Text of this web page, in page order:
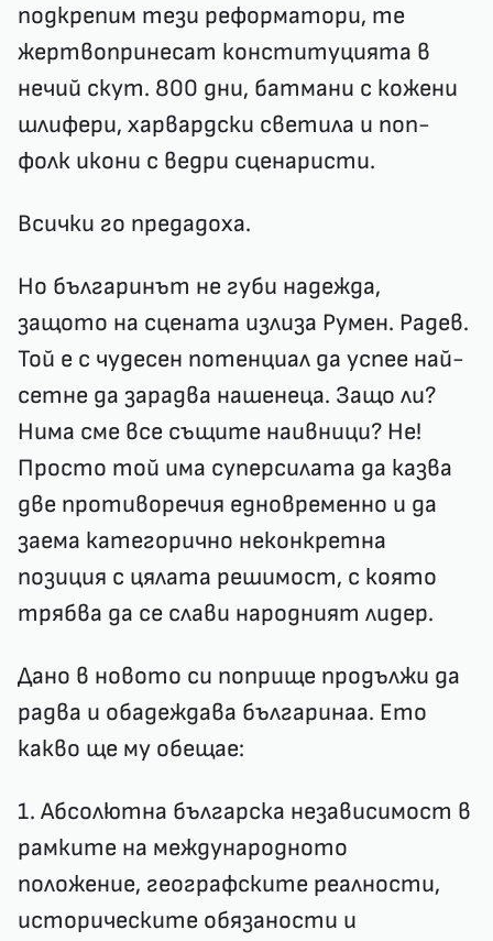
подкрепим тези реформатори, те
жертвопринесат конституцията в
нечий скут. 800 дни, батмани с кожени
шлифери, харвардски светила и поп-
фолк икони с ведри сценаристи.
Всички го предадоха.
Но българинът не губи надежда,
защото на сцената излиза Румен. Радев.
Той е с чудесен потенциал да успее най-
сетне да зарадва нашенеца. Защо ли?
Нима сме все същите наивници? Не!
Просто той има суперсилата да казва
две противоречия едновременно и да
заема категорично неконкретна
позиция с цялата решимост, с която
трябва да се слави народният лидер.
Дано в новото си поприще продължи да
радва и обадеждава българинаа. Ето
какво ще му обещае:
1. Абсолютна българска независимост в
рамките на международното
положение, географските реалности,
историческите обязаности и